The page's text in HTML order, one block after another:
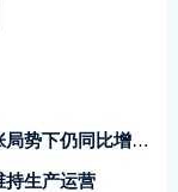
仍同比增长1.5%
持生产运营